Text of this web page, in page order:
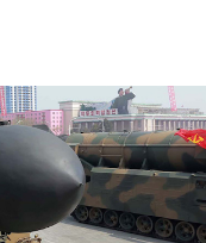
calcio 2026